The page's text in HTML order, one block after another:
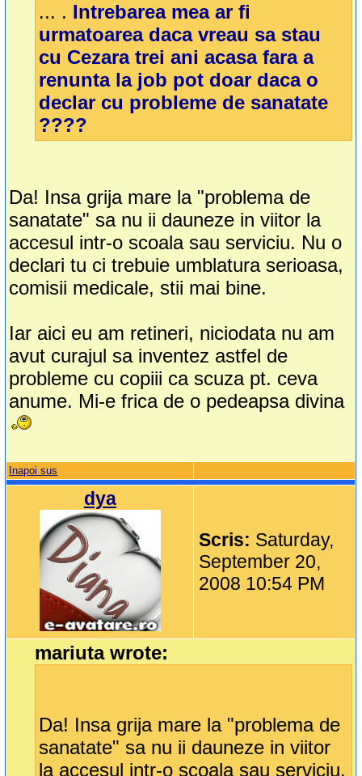
... . Intrebarea mea ar fi
urmatoarea daca vreau sa stau
cu Cezara trei ani acasa fara a
renunta la job pot doar daca o
declar cu probleme de sanatate
????
Da! Insa grija mare la "problema de
sanatate" sa nu ii dauneze in viitor la
accesul intr-o scoala sau serviciu. Nu o
declari tu ci trebuie umblatura serioasa,
comisii medicale, stii mai bine.
Iar aici eu am retineri, niciodata nu am
avut curajul sa inventez astfel de
probleme cu copiii ca scuza pt. ceva
anume. Mi-e frica de o pedeapsa divina
Inapoi sus
dya
Scris: Saturday,
September 20,
2008 10:54 PM
mariuta wrote:
Da! Insa grija mare la "problema de
sanatate" sa nu ii dauneze in viitor
la accesul intr-o scoala sau serviciu.